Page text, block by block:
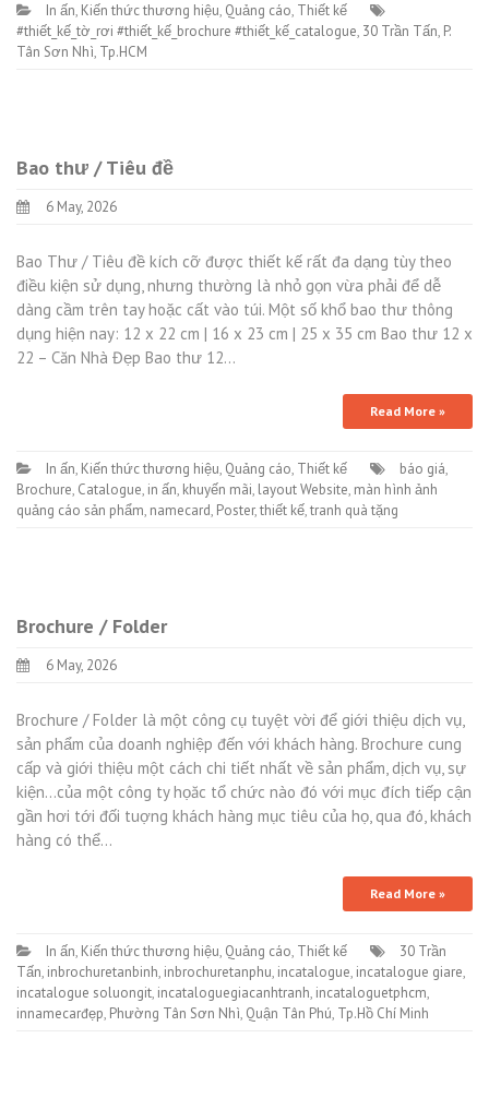
In ấn, Kiến thức thương hiệu, Quảng cáo, Thiết kế
#thiết_kế_tờ_rơi #thiết_kế_brochure #thiết_kế_catalogue, 30 Trần Tấn, P.
Tân Sơn Nhì, Tp.HCM
Bao thư / Tiêu đề
6 May, 2026
Bao Thư / Tiêu đề kích cỡ được thiết kế rất đa dạng tùy theo
điều kiện sử dụng, nhưng thường là nhỏ gọn vừa phải để dễ
dàng cầm trên tay hoặc cất vào túi. Một số khổ bao thư thông
dụng hiện nay: 12 x 22 cm | 16 x 23 cm | 25 x 35 cm Bao thư 12 x
22 – Căn Nhà Đẹp Bao thư 12…
Read More »
In ấn, Kiến thức thương hiệu, Quảng cáo, Thiết kế báo giá,
Brochure, Catalogue, in ấn, khuyến mãi, layout Website, màn hình ảnh
quảng cáo sản phẩm, namecard, Poster,thiết kế,tranh quà tặng
Brochure / Folder
6 May, 2026
Brochure / Folder là một công cụ tuyệt vời để giới thiệu dịch vụ,
sản phẩm của doanh nghiệp đến với khách hàng. Brochure cung
cấp và giới thiệu một cách chi tiết nhất về sản phẩm, dịch vụ, sự
kiện…của một công ty họăc tổ chức nào đó với mục đích tiếp cận
gần hơi tới đối tuợng khách hàng mục tiêu của họ, qua đó, khách
hàng có thể…
Read More »
In ấn, Kiến thức thương hiệu, Quảng cáo, Thiết kế
30 Trần
Tấn, inbrochuretanbinh, inbrochuretanphu, incatalogue, incatalogue giare,
incatalogue soluongit, incataloguegiacanhtranh, incataloguetphcm,
innamecarđẹp, Phường Tân Sơn Nhì, Quận Tân Phú, Tp.Hồ Chí Minh